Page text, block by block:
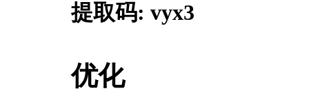
提取码: vyx3
优化